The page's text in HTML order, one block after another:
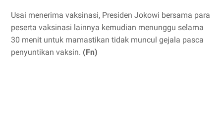
Usai menerima vaksinasi, Presiden Jokowi bersama para
peserta vaksinasi lainnya kemudian menunggu selama
30 menit untuk mamastikan tidak muncul gejala pasca
penyuntikan vaksin. (Fn)